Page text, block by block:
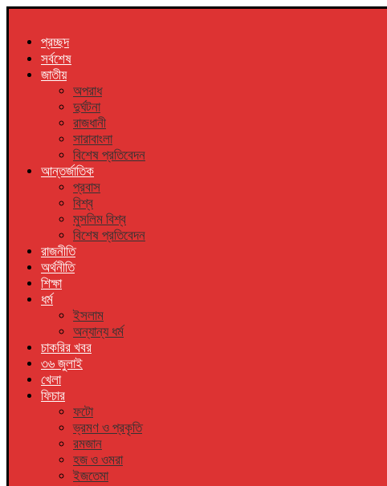
প্রচ্ছদ
সর্বশেষ
জাতীয়
অপরাধ
দুর্ঘটনা
রাজধানী
সারাবাংলা
বিশেষ প্রতিবেদন
আন্তর্জাতিক
প্রবাস
বিশ্ব
মুসলিম বিশ্ব
বিশেষ প্রতিবেদন
রাজনীতি
অর্থনীতি
শিক্ষা
ধর্ম
ইসলাম
অন্যান্য ধর্ম
চাকরির খবর
৩৬ জুলাই
খেলা
ফিচার
ফটো
ভ্রমণ ও প্রকৃতি
রমজান
হজ ও ওমরা
ইজতেমা